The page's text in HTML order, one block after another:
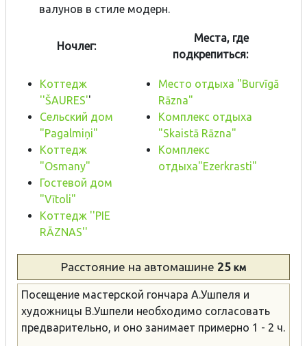
валунов в стиле модерн.
Ночлег:
Места, где
подкрепиться:
Коттедж
''ŠAURES''
Сельский дом
"Pagalmiņi"
Коттедж
"Osmany"
Гостевой дом
"Vītoli"
Коттедж ''PIE
RĀZNAS''
Mесто отдыха "Burvīgā
Rāzna"
Комплекс отдыха
"Skaistā Rāzna"
Комплекс
отдыха"Ezerkrasti"
Расстояние на автомашине 25 км
Посещение мастерской гончара А.Ушпеля и
художницы В.Ушпели необходимо согласовать
предварительно, и оно занимает примерно 1 - 2 ч.